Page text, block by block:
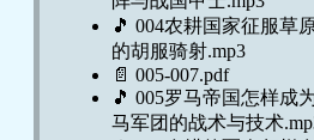
🎵 22. 六百年前的朝鲜
地图里的世界观.mp3
🎵 23. 印度蚂蚁挖金沙
欧洲人的东方之书 .mp3
🎵 24. 世界到底有大，
🎵 3.1香料：从唐人“斗
国.mp3
🎵 3.2 山川异域，风雨同
📄 3.2 山川异域，风雨
🎵 3.3 蒲寿庚家族与宋
🎵 004农耕国家征服草
的胡服骑射.mp3
📄 005-007.pdf
🎵 005罗马帝国怎样成
马军团的战术与技术